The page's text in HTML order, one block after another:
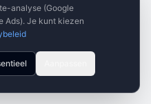
analyse (Google
Ads). Je kunt kiezen